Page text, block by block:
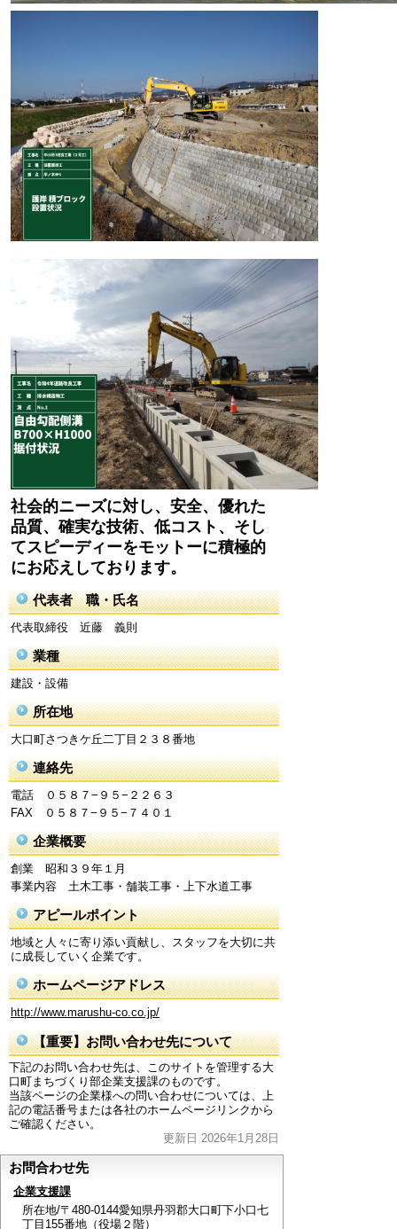
社会的ニーズに対し、安全、優れた
品質、確実な技術、低コスト、そし
てスピーディーをモットーに積極的
にお応えしております。
代表者 職・氏名
代表取締役 近藤 義則
業種
建設・設備
所在地
大口町さつきケ丘二丁目２３８番地
連絡先
電話 ０５８７−９５−２２６３
FAX ０５８７−９５−７４０１
企業概要
創業 昭和３９年１月
事業内容 土木工事・舗装工事・上下水道工事
アピールポイント
地域と人々に寄り添い貢献し、スタッフを大切に共
に成長していく企業です。
ホームページアドレス
http://www.marushu-co.co.jp/
【重要】お問い合わせ先について
下記のお問い合わせ先は、このサイトを管理する大
口町まちづくり部企業支援課のものです。
当該ページの企業様への問い合わせについては、上
記の電話番号または各社のホームページリンクから
ご確認ください。
更新日 2026年1月28日
お問合わせ先
企業支援課
所在地/〒480-0144愛知県丹羽郡大口町下小口七
丁目155番地（役場２階）